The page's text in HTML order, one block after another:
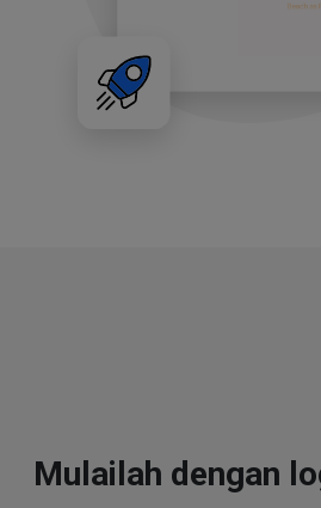
Mulailah dengan